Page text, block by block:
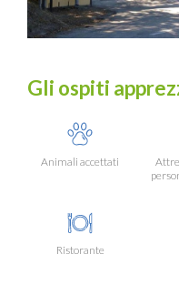
Gli ospiti
Animali accettati
Ristorante